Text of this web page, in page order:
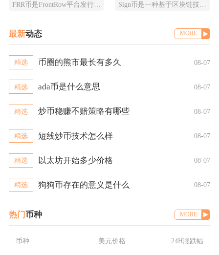
FRR币是FrontRow平台发行的实用型代币，全称为Frontrow币，基于以太坊区块链 Sign币是一种基于区块链技术的加密货币，由SIGN团队推出，改善数字资产领域的安全性和用
最新动态 MORE
精选 币圈的熊市最长有多久 08-07
精选 ada币是什么意思 08-07
精选 炒币稳赚不赔策略有哪些 08-07
精选 短线炒币技术怎么样 08-07
精选 以太坊开始多少价格 08-07
精选 狗狗币存在的意义是什么 08-07
热门币种 MORE
币种 美元价格 24H涨跌幅